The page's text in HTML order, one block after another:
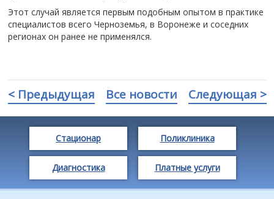
Этот случай является первым подобным опытом в практике
специалистов всего Черноземья, в Воронеже и соседних
регионах он ранее не применялся.
< Предыдущая Все новости Следующая >
Стационар Поликлиника
Диагностика Платные услуги